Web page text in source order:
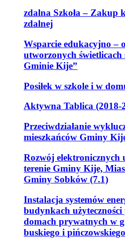
zdalna Szkoła – Zakup
zdalnej
Wsparcie edukacyjno –
utworzonych
Gminie Kije”
Posiłek w szkole i w
Aktywna Tablica (2018-
Przeciwdziałanie
mieszkańców Gminy
Rozwój elektronicznych
terenie Gminy Kije,
Gminy Sobków (7.1)
Instalacja systemów
budynkach
domach prywatnych w
buskiego i pińczowskiego